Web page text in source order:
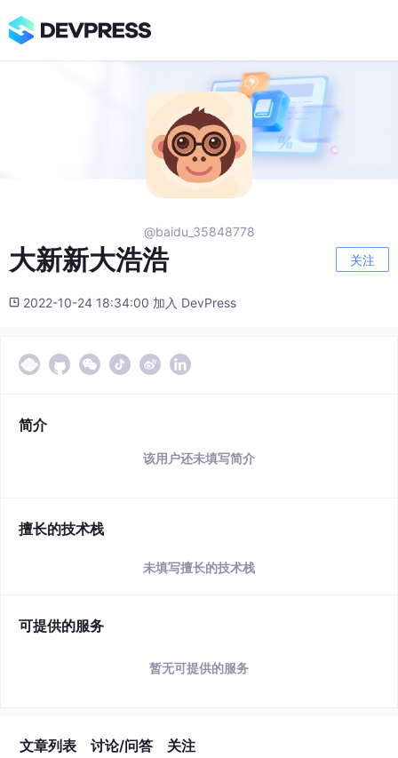
@baidu_35848778
大新新大浩浩 关注
2022-10-24 18:34:00 加入 DevPress
简介
该用户还未填写简介
擅长的技术栈
未填写擅长的技术栈
可提供的服务
暂无可提供的服务
文章列表 讨论/问答 关注